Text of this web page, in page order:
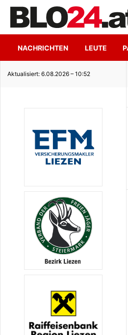
NACHRICHTEN LEUTE
Aktualisiert: 6.08.2026 – 10:52
Seeidylle